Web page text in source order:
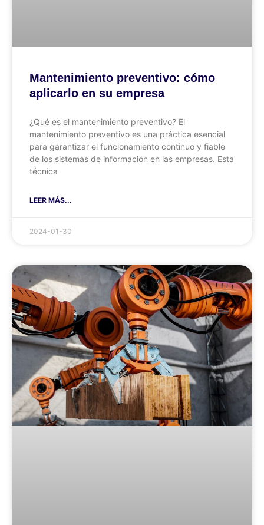
Mantenimiento preventivo: cómo
aplicarlo en su empresa
¿Qué es el mantenimiento preventivo? El
mantenimiento preventivo es una práctica esencial
para garantizar el funcionamiento continuo y fiable
de los sistemas de información en las empresas. Esta
técnica
LEER MÁS...
2024-01-30